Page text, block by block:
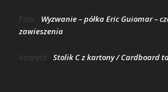
Piotr - Wyzwanie – półka Eric Guiomar –
zawieszenia
Andrych - Stolik C z kartony / Cardboard